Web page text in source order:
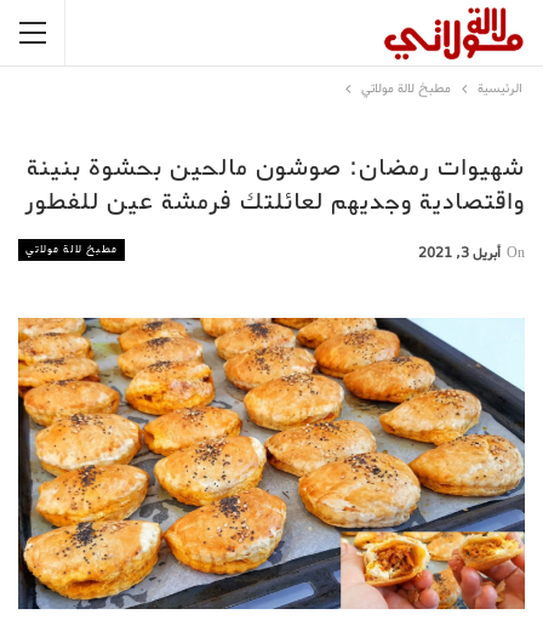
الرئيسية مطبخ لالة مولاتي
شهيوات رمضان: صوشون مالحين بحشوة بنينة
واقتصادية وجديهم لعائلتك فرمشة عين للفطور
مطبخ لالة مولاتي On أبريل 3, 2021